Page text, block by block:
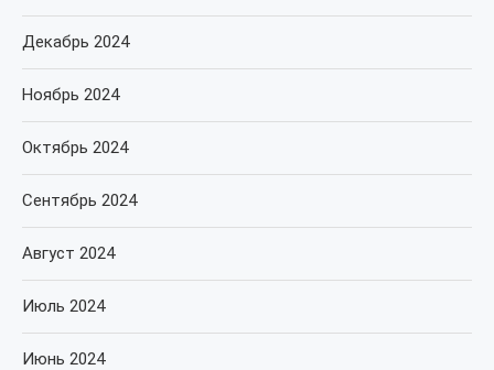
Декабрь 2024
Ноябрь 2024
Октябрь 2024
Сентябрь 2024
Август 2024
Июль 2024
Июнь 2024